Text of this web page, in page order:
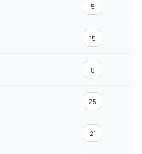
5
15
8
25
21